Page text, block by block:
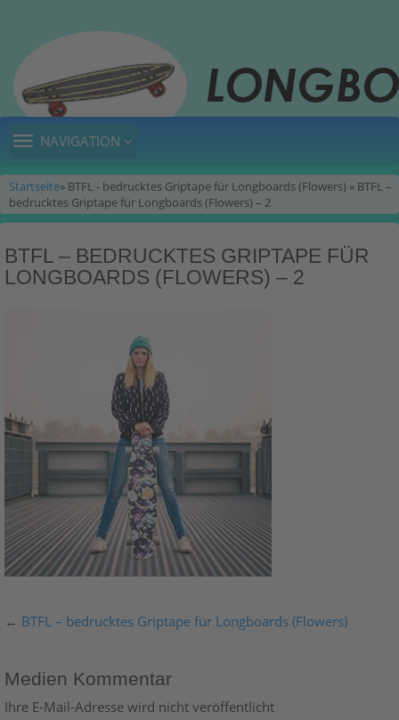
TOGGLE
NAVIGATION
Startseite» BTFL - bedrucktes Griptape für Longboards (Flowers) » BTFL –
bedrucktes Griptape für Longboards (Flowers) – 2
BTFL – BEDRUCKTES GRIPTAPE FÜR
LONGBOARDS (FLOWERS) – 2
← BTFL – bedrucktes Griptape für Longboards (Flowers)
Medien Kommentar
Ihre E-Mail-Adresse wird nicht veröffentlicht